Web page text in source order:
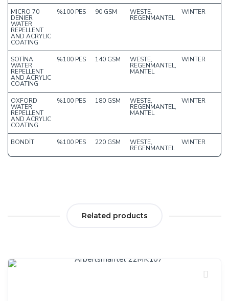
MICRO 70
DENIER
WATER
REPELLENT
AND ACRYLIC
COATING
%100 PES 90 GSM WESTE,
REGENMANTEL
WINTER
SOTİNA
WATER
REPELLENT
AND ACRYLIC
COATING
%100 PES 140 GSM WESTE,
REGENMANTEL,
MANTEL
WINTER
OXFORD
WATER
REPELLENT
AND ACRYLIC
COATING
%100 PES 180 GSM WESTE,
REGENMANTEL,
MANTEL
WINTER
BONDİT %100 PES 220 GSM WESTE,
REGENMANTEL
WINTER
Related products